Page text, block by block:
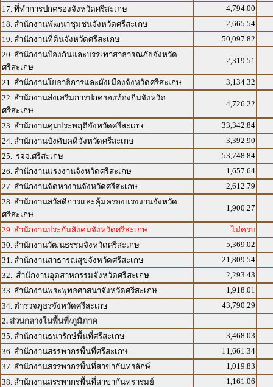
17. ที่ทำการปกครองจังหวัดศรีสะเกษ
4,794.00
18. สำนักงานพัฒนาชุมชนจังหวัดศรีสะเกษ
2,665.54
19. สำนักงานที่ดินจังหวัดศรีสะเกษ
50,097.82
20. สำนักงานป้องกันและบรรเทาสาธารณภัยจังหวัด
ศรีสะเกษ
2,319.51
21. สำนักงานโยธาธิการและผังเมืองจังหวัดศรีสะเกษ
3,134.32
22. สำนักงานส่งเสริมการปกครองท้องถิ่นจังหวัด
ศรีสะเกษ
4,726.22
23. สำนักงานคุมประพฤติจังหวัดศรีสะเกษ
33,342.84
24. สำนักงานบังคับคดีจังหวัดศรีสะเกษ
3,392.90
25. รจจ.ศรีสะเกษ
53,748.84
26. สำนักงานแรงงานจังหวัดศรีสะเกษ
1,657.64
27. สำนักงานจัดหางานจังหวัดศรีสะเกษ
2,612.79
28. สำนักงานสวัสดิการและคุ้มครองแรงงานจังหวัด
ศรีสะเกษ
1,900.27
29. สำนักงานประกันสังคมจังหวัดศรีสะเกษ
ไม่ครบ
30. สำนักงานวัฒนธรรมจังหวัดศรีสะเกษ
5,369.02
31. สำนักงานสาธารณสุขจังหวัดศรีสะเกษ
21,809.54
32. สำนักงานอุตสาหกรรมจังหวัดศรีสะเกษ
2,293.43
33. สำนักงานพระพุทธศาสนาจังหวัดศรีสะเกษ
1,918.01
34. ตำรวจภูธรจังหวัดศรีสะเกษ
43,790.29
2. ส่วนกลางในพื้นที่/ภูมิภาค
35. สำนักงานธนารักษ์พื้นที่ศรีสะเกษ
3,468.03
36. สำนักงานสรรพากรพื้นที่ศรีสะเกษ
11,661.34
37. สำนักงานสรรพากรพื้นที่สาขากันทรลักษ์
1,019.83
38. สำนักงานสรรพากรพื้นที่สาขากันทรารมย์
1,161.06